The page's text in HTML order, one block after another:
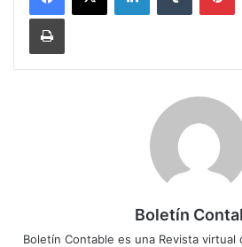
Boletín
Boletín Contable es una Revista virtual